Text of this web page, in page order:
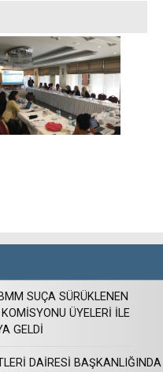
SUÇA SÜRÜKLENEN
ÜYELERİ İLE
GELDİ
DAİRESİ BAŞKANLIĞINDA